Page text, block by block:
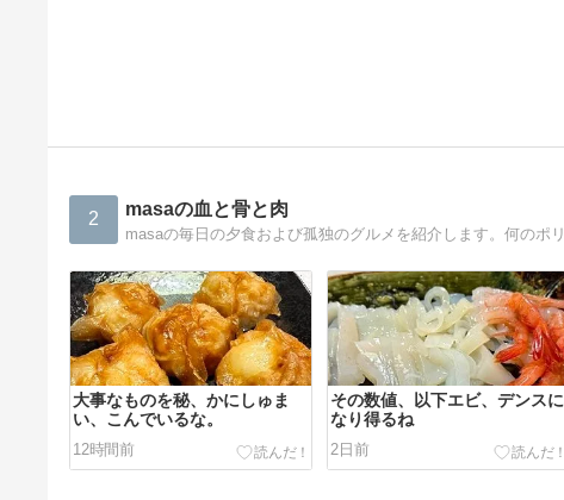
2 masaの血と骨と肉
大事なものを秘、かにしゅま
い、こんでいるな。
12時間前
その数値、以下エビ、デンスに
なり得るね
2日前